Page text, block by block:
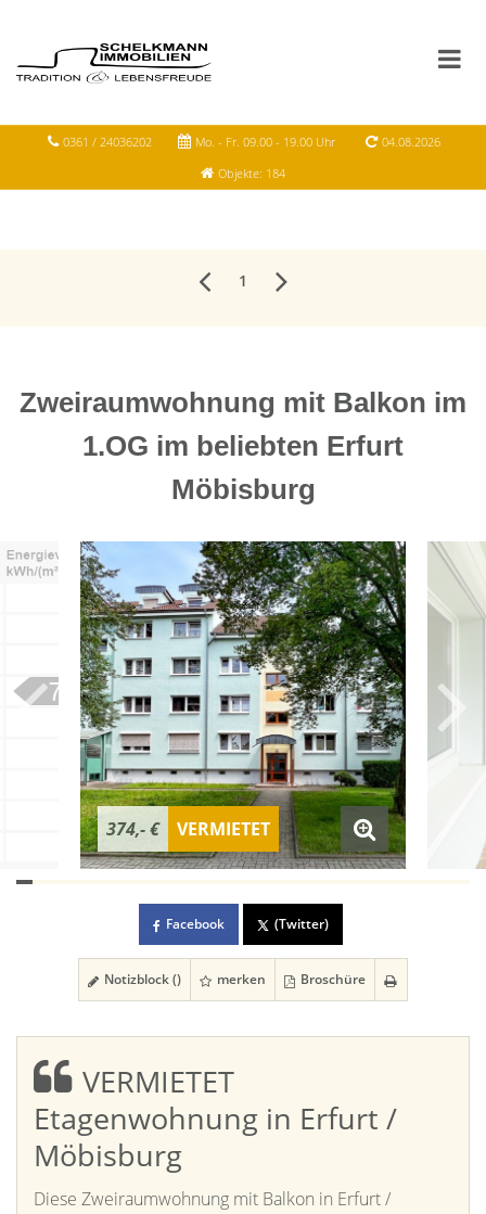
0361 / 24036202 Mo. - Fr. 09.00 - 19.00 Uhr
04.08.2026
Objekte: 184
1
Zweiraumwohnung mit Balkon im
1.OG im beliebten Erfurt
Möbisburg
374,- € VERMIETET
Facebook (Twitter)
Notizblock () merken Broschüre
VERMIETET
Etagenwohnung in Erfurt /
Möbisburg
Diese Zweiraumwohnung mit Balkon in Erfurt /